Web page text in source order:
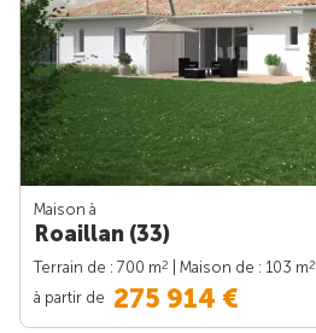
Maison à
Roaillan (33)
Terrain de : 700 m2 | Maison de : 103 m2
à partir de 275 914 €